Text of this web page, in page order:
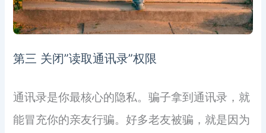
第三 关闭”读取通讯录”权限
通讯录是你最核心的隐私。骗子拿到通讯录，就
能冒充你的亲友行骗。好多老友被骗，就是因为